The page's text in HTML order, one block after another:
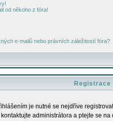
od někoho z fóra!
e-mailů nebo právních záležitostí fóra?
je nutné se nejdříve
administrátora a ptejte se